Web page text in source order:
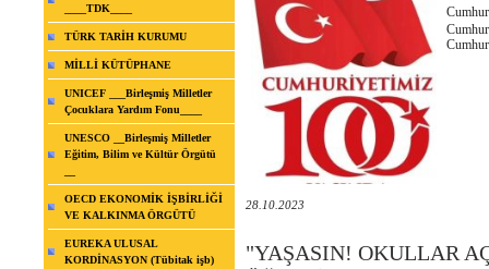
____TDK____
TÜRK TARİH KURUMU
MİLLİ KÜTÜPHANE
UNICEF ___Birleşmiş Milletler
Çocuklara Yardım Fonu____
UNESCO __Birleşmiş Milletler
Eğitim, Bilim ve Kültür Örgütü
OECD EKONOMİK İŞBİRLİĞİ
VE KALKINMA ÖRGÜTÜ
EUREKA ULUSAL
KORDİNASYON (Tübitak işb)
28.10.2023
"YAŞASIN! OKULLAR